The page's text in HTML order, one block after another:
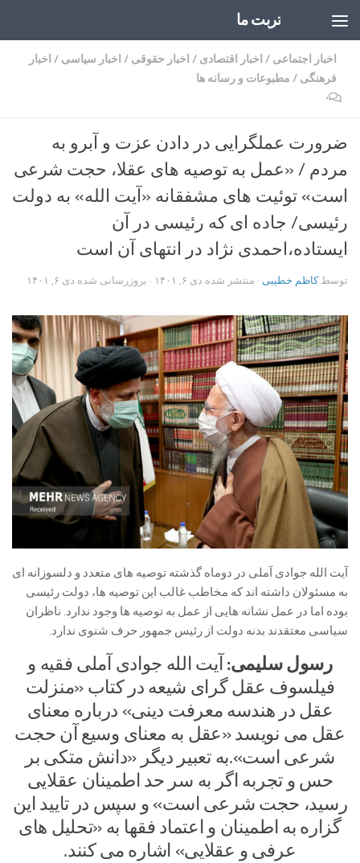
تربت ما
اخبار اجتماعی / اخبار اقتصادی / اخبار حقوقی / اخبار سیاسی / اخبار
فرهنگی / مطبوعات و رسانه ها
۰
ضرورت عملگرایی در دادن عزت و آبرو به
مردم / «عمل به توصیه های عقلا، حجت شرعی
است» توئیت های مشفقانه «آیت الله» به دولت
رئیسی/ جاده ای که رئیسی در آن
ایستاده،احمدی نژاد در انتهای آن است
توسطکاظم خطیبی · منتشر شده دی ۶, ۱۴۰۱ · بروزرسانی شده دی ۶, ۱۴۰۱
آیت الله جوادی آملی در دوماه گذشته توصیه های متعدد و دلسوزانه ای
به مسئولان داشته اند که مخاطب غالب این توصیه ها، دولت رئیسی
بوده اما در عمل نشانه هایی از عمل به توصیه ها وجود ندارد. ناظران
سیاسی معتقدند بدنه دولت از رئیس جمهور حرف شنوی ندارد.
رسول سلیمی: آیت الله جوادی آملی فقیه و
فیلسوف عقل گرای شیعه در کتاب «منزلت
عقل در هندسه معرفت دینی» درباره معنای
عقل می نویسد «عقل به معنای وسیع آن حجت
شرعی است».به تعبیر دیگر «دانش متکی بر
حس و تجربه اگر به سر حد اطمینان عقلایی
رسید، حجت شرعی است» و سپس در تایید این
گزاره به اطمینان و اعتماد فقها به «تحلیل های
عرفی و عقلایی» اشاره می کنند.